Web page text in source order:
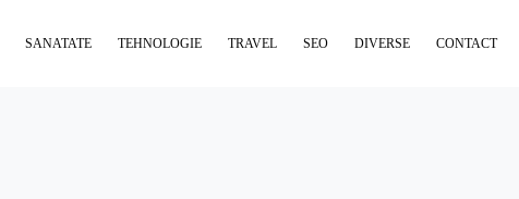
SANATATE TEHNOLOGIE TRAVEL SEO DIVERSE CONTACT